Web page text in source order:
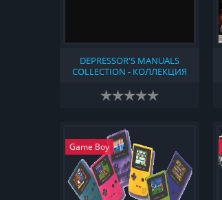
DEPRESSOR'S MANUALS
COLLECTION - КОЛЛЕКЦИЯ
КОМПЬЮТЕРАХ И
КОНСОЛЯХ (2025)
Game Boy